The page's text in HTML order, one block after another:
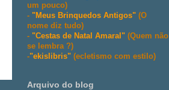
um pouco)
- "Meus Brinquedos Antigos" (O
nome diz tudo)
- "Cestas de Natal Amaral" (Quem não
se lembra ?)
-"ekislibris" (ecletismo com estilo)
Arquivo do blog